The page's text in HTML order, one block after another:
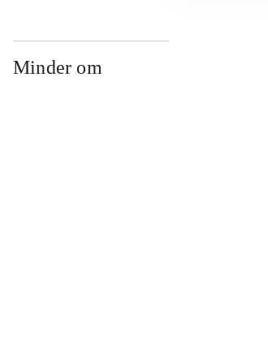
Minder om